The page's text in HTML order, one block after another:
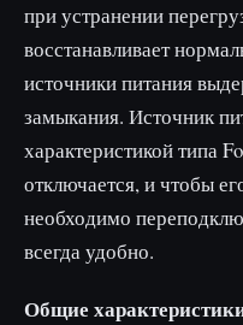
при устранении
восстанавливает
источники питания
замыкания. Источник
характеристикой типа
отключается, и чтобы
необходимо
всегда удобно.
Общие